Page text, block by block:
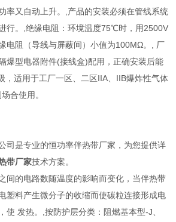
率又自动上升。,产品的安装必须在管线系统
行。,绝缘电阻：环境温度75℃时，用2500V
电阻（导线与屏蔽间）小值为100MΩ。, 厂
爆型电器附件(接线盒)配用，正确安装后能
，适用于工厂一区、二区IIA、IIB爆炸性气体
合使用。
司是专业的恒功率伴热带厂家，为您提供详
带厂家技术方案。
间的电路数随温度的影响而变化，当伴热带
塑料产生微分子的收缩而使碳粒连接形成电
使 发热。,按防护层分类：阻燃基本型-J、